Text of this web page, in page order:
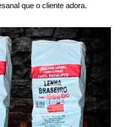
que o cliente adora.